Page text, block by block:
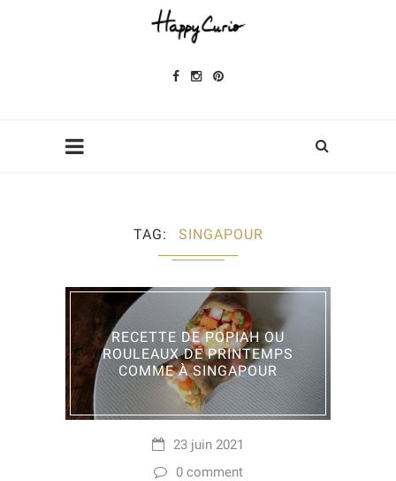
TAG SINGAPOUR
RECETTE DE POPIAH OU
ROULEAUX DE PRINTEMPS
COMME À SINGAPOUR
23 juin 2021
0 comment